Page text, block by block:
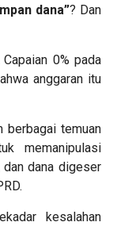
dana”? Dan
0% pada
anggaran itu
berbagai temuan
memanipulasi
dan dana digeser
kesalahan